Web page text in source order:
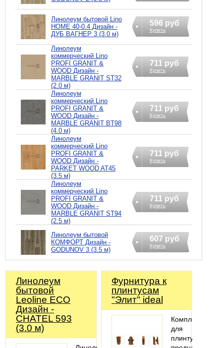
Линолеум бытовой Lino
HOME 40-0.4 Дизайн -
ДУБ ВАГНЕР 3 (3.0 м)
596 руб
Купить
Линолеум
коммерческий Lino
PROFI GRANIT &
WOOD Дизайн -
MARBLE GRANIT ST32
(2.0 м)
711 руб
Купить
Линолеум
коммерческий Lino
PROFI GRANIT &
WOOD Дизайн -
MARBLE GRANIT BT98
(4.0 м)
711 руб
Купить
Линолеум
коммерческий Lino
PROFI GRANIT &
WOOD Дизайн -
PARKET WOOD AT45
(3.5 м)
711 руб
Купить
Линолеум
коммерческий Lino
PROFI GRANIT &
WOOD Дизайн -
MARBLE GRANIT ST94
(2.5 м)
711 руб
Купить
Линолеум бытовой
КОМФОРТ Дизайн -
GODUNOV 3 (3.5 м)
607 руб
Купить
Линолеум
бытовой
Leoline ECO
Дизайн -
CHATEL 593
(3.0 м)
Фурнитура к
плинтусам
"Элит" ideal
для
плинтуса